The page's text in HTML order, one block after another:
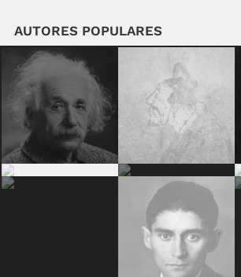
AUTORES POPULARES